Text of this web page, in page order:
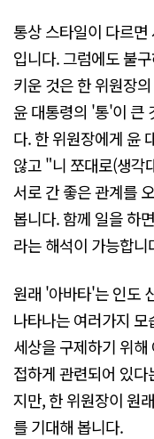
통상 스타일이 다르
입니다. 그럼에도 불
키운 것은 한 위원장
윤 대통령의 '통'이 큰
다. 한 위원장에게 윤
않고 "니 쪼대로(생각
서로 간 좋은 관계를
봅니다. 함께 일을 하
라는 해석이 가능합니
원래 '아바타'는 인도
나타나는 여러가지
세상을 구제하기 위
접하게 관련되어 있
지만, 한 위원장이 원
를 기대해 봅니다.